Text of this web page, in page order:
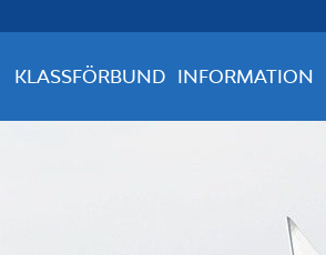
KLASSFÖRBUND INFORMATION